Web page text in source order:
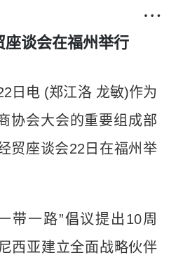

谈会在福州举行
电 (郑江洛 龙敏)作为
协会大会的重要组成部
贸座谈会22日在福州举
一路”倡议提出10周
西亚建立全面战略伙伴